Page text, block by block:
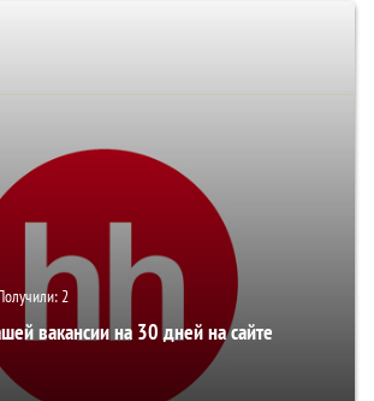
2
вакансии на 30 дней на сайте